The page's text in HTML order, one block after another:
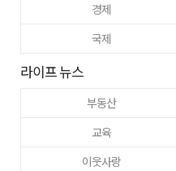
경제
국제
라이프 뉴스
부동산
교육
이웃사랑